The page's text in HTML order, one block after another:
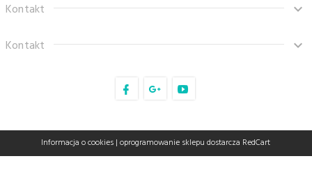
Kontakt
Kontakt
sklep@tanaro.pl
Informacja o cookies |oprogramowanie sklepu dostarcza RedCart